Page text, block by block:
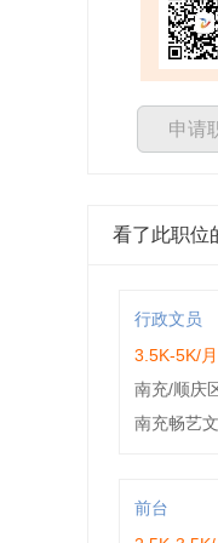
申请
看了此职位
行政文员
3.5K-5K/月
南充/顺庆
南充畅艺
前台